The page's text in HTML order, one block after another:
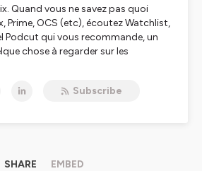
Quand vous ne savez pas quoi
Prime, OCS (etc), écoutez Watchlist,
Podcut qui vous recommande, un
chose à regarder sur les
retrouver sur les réseaux
plus d'informations.
Subscribe
SHARE EMBED